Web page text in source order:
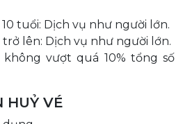
tuổi: Dịch vụ như người lớn.
lên: Dịch vụ như người lớn.
vượt quá 10% tổng số
HUỶ VÉ